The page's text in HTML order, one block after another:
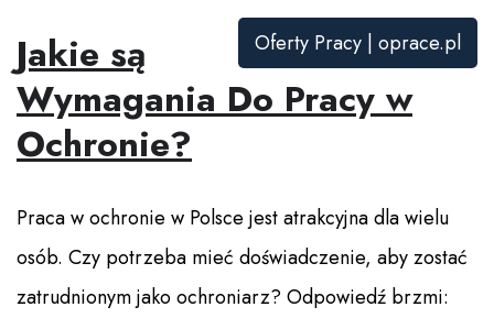
Oferty Pracy | oprace.pl
Jakie są
Wymagania Do Pracy w
Ochronie?
Praca w ochronie w Polsce jest atrakcyjna dla wielu
osób. Czy potrzeba mieć doświadczenie, aby zostać
zatrudnionym jako ochroniarz? Odpowiedź brzmi: